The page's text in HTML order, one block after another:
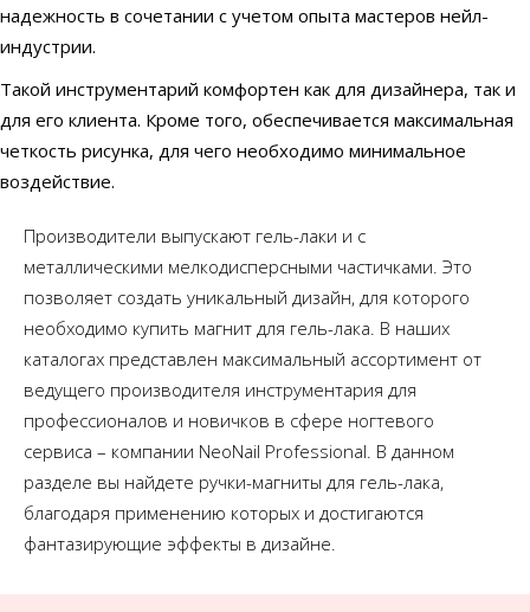
надежность в сочетании с учетом опыта мастеров нейл-
индустрии.
Такой инструментарий комфортен как для дизайнера, так и
для его клиента. Кроме того, обеспечивается максимальная
четкость рисунка, для чего необходимо минимальное
воздействие.
Производители выпускают гель-лаки и с
металлическими мелкодисперсными частичками. Это
позволяет создать уникальный дизайн, для которого
необходимо купить магнит для гель-лака. В наших
каталогах представлен максимальный ассортимент от
ведущего производителя инструментария для
профессионалов и новичков в сфере ногтевого
сервиса – компании NeoNail Professional. В данном
разделе вы найдете ручки-магниты для гель-лака,
благодаря применению которых и достигаются
фантазирующие эффекты в дизайне.